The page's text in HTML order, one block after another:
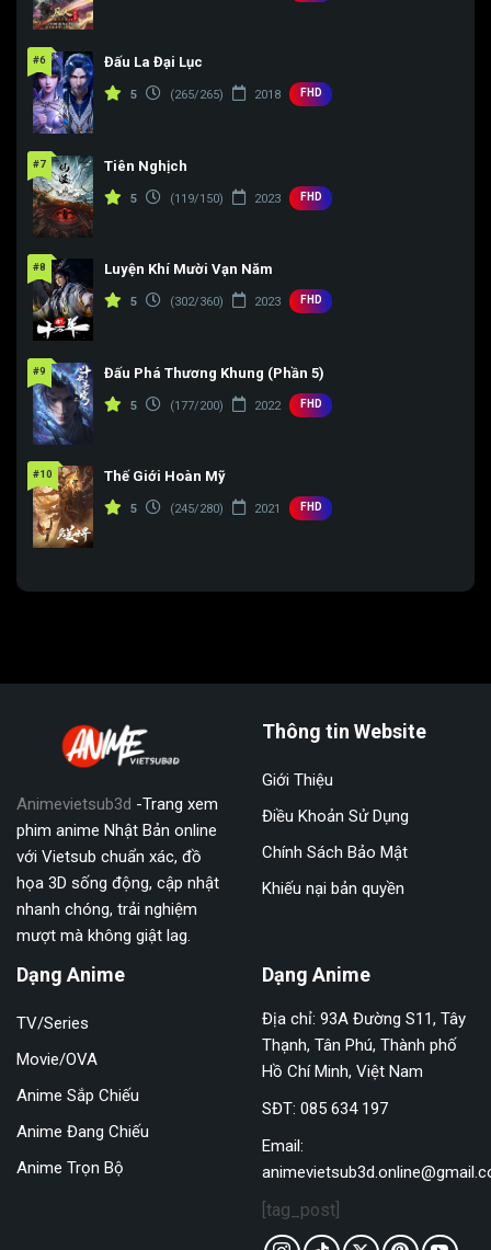
#6 Đấu La Đại Lục
5 (265/265) 2018 FHD
#7 Tiên Nghịch
5 (119/150) 2023 FHD
#8 Luyện Khí Mười Vạn Năm
5 (302/360) 2023 FHD
#9 Đấu Phá Thương Khung (Phần 5)
5 (177/200) 2022 FHD
#10 Thế Giới Hoàn Mỹ
5 (245/280) 2021 FHD
Animevietsub3d -Trang xem
phim anime Nhật Bản online
với Vietsub chuẩn xác, đồ
họa 3D sống động, cập nhật
nhanh chóng, trải nghiệm
mượt mà không giật lag.
Thông tin Website
Giới Thiệu
Điều Khoản Sử Dụng
Chính Sách Bảo Mật
Khiếu nại bản quyền
Dạng Anime
TV/Series
Movie/OVA
Anime Sắp Chiếu
Anime Đang Chiếu
Anime Trọn Bộ
Dạng Anime
Địa chỉ: 93A Đường S11, Tây
Thạnh, Tân Phú, Thành phố
Hồ Chí Minh, Việt Nam
SĐT: 085 634 197
Email:
[tag_post]